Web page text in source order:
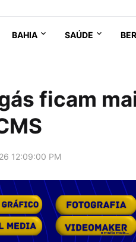
BAHIA SAÚDE
ficam
12:09:00 PM